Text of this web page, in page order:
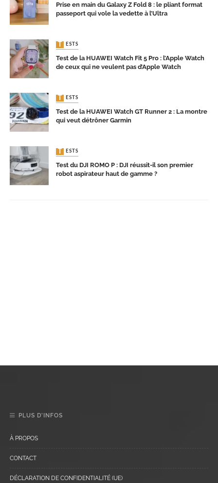
Prise en main du Galaxy Z Fold 8 : le pliant format
passeport qui vole la vedette à l’Ultra
TESTS
Test de la HUAWEI Watch Fit 5 Pro : l’Apple Watch
de ceux qui ne veulent pas d’Apple Watch
TESTS
Test de la HUAWEI Watch GT Runner 2 : La montre
qui veut détrôner Garmin
TESTS
Test du DJI ROMO P : DJI réussit-il son premier
robot aspirateur haut de gamme ?
PLUS D’INFOS
À PROPOS
CONTACT
DÉCLARATION DE CONFIDENTIALITÉ (UE)